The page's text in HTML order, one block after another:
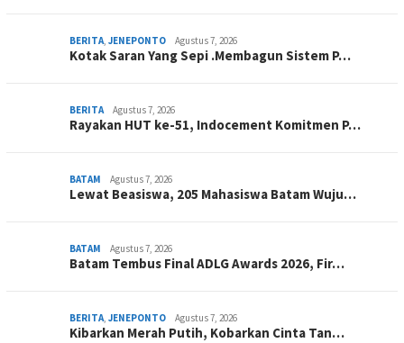
BERITA, JENEPONTO Agustus 7, 2026
Kotak Saran Yang Sepi .Membagun Sistem P…
BERITA Agustus 7, 2026
Rayakan HUT ke-51, Indocement Komitmen P…
BATAM Agustus 7, 2026
Lewat Beasiswa, 205 Mahasiswa Batam Wuju…
BATAM Agustus 7, 2026
Batam Tembus Final ADLG Awards 2026, Fir…
BERITA, JENEPONTO Agustus 7, 2026
Kibarkan Merah Putih, Kobarkan Cinta Tan…